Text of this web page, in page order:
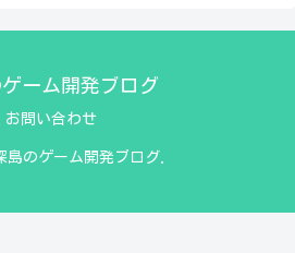
ーム開発ブログ
お問い合わせ
のゲーム開発ブログ.